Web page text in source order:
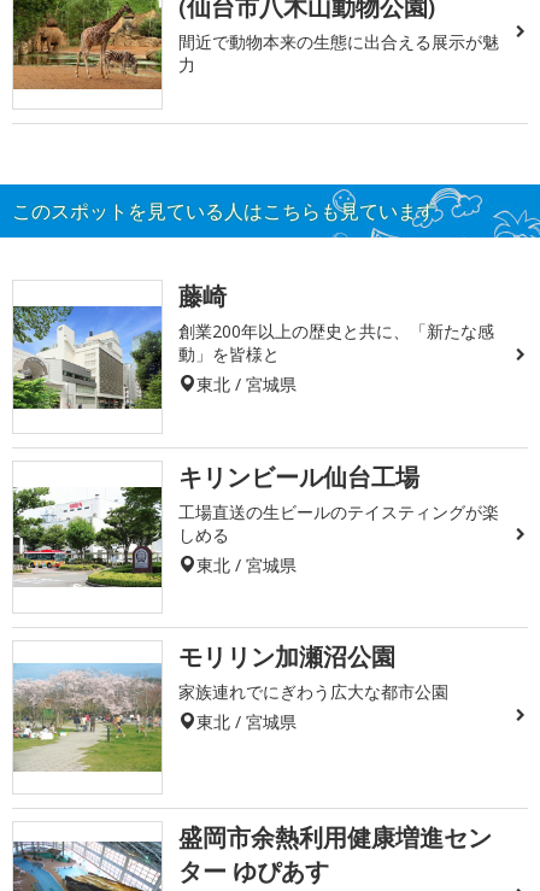
(仙台市八木山動物公園)
間近で動物本来の生態に出合える展示が魅
力
このスポットを見ている人はこちらも見ています
藤崎
創業200年以上の歴史と共に、「新たな感
動」を皆様と
東北 / 宮城県
キリンビール仙台工場
工場直送の生ビールのテイスティングが楽
しめる
東北 / 宮城県
モリリン加瀬沼公園
家族連れでにぎわう広大な都市公園
東北 / 宮城県
盛岡市余熱利用健康増進セン
ター ゆぴあす